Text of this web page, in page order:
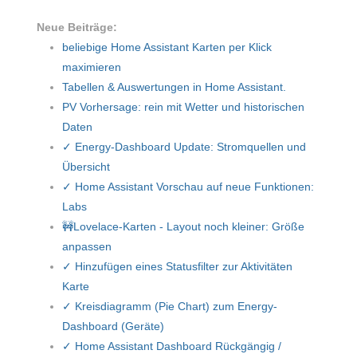
Neue Beiträge:
beliebige Home Assistant Karten per Klick
maximieren
Tabellen & Auswertungen in Home Assistant.
PV Vorhersage: rein mit Wetter und historischen
Daten
✓ Energy-Dashboard Update: Stromquellen und
Übersicht
✓ Home Assistant Vorschau auf neue Funktionen:
Labs
🚧Lovelace-Karten - Layout noch kleiner: Größe
anpassen
✓ Hinzufügen eines Statusfilter zur Aktivitäten
Karte
✓ Kreisdiagramm (Pie Chart) zum Energy-
Dashboard (Geräte)
✓ Home Assistant Dashboard Rückgängig /